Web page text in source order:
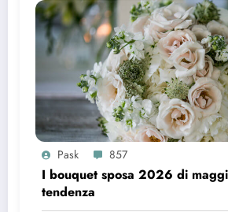
Pask 857
I bouquet sposa 2026 di
tendenza